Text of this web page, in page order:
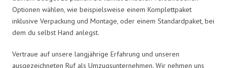
Optionen wählen, wie beispielsweise einem Komplettpaket
inklusive Verpackung und Montage, oder einem Standardpaket, bei
dem du selbst Hand anlegst.
Vertraue auf unsere langjährige Erfahrung und unseren
ausgezeichneten Ruf als Umzugsunternehmen. Wir nehmen uns